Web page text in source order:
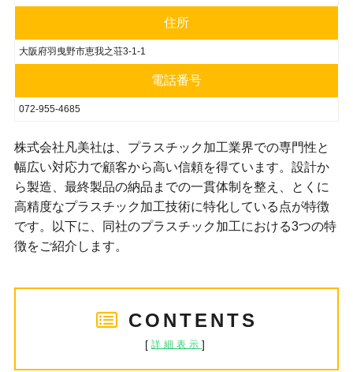
住所
大阪府羽曳野市恵我之荘3-1-1
電話番号
072-955-4685
株式会社凡美社は、プラスチック加工業界での専門性と
幅広い対応力で顧客から高い信頼を得ています。設計か
ら製造、最終製品の納品までの一貫体制を整え、とくに
高精度なプラスチック加工技術に特化している点が特徴
です。以下に、同社のプラスチック加工における3つの特
徴をご紹介します。
CONTENTS
[ 詳細表示 ]